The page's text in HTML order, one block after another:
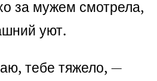
за мужем смотрела,
уют.
тебе тяжело, —